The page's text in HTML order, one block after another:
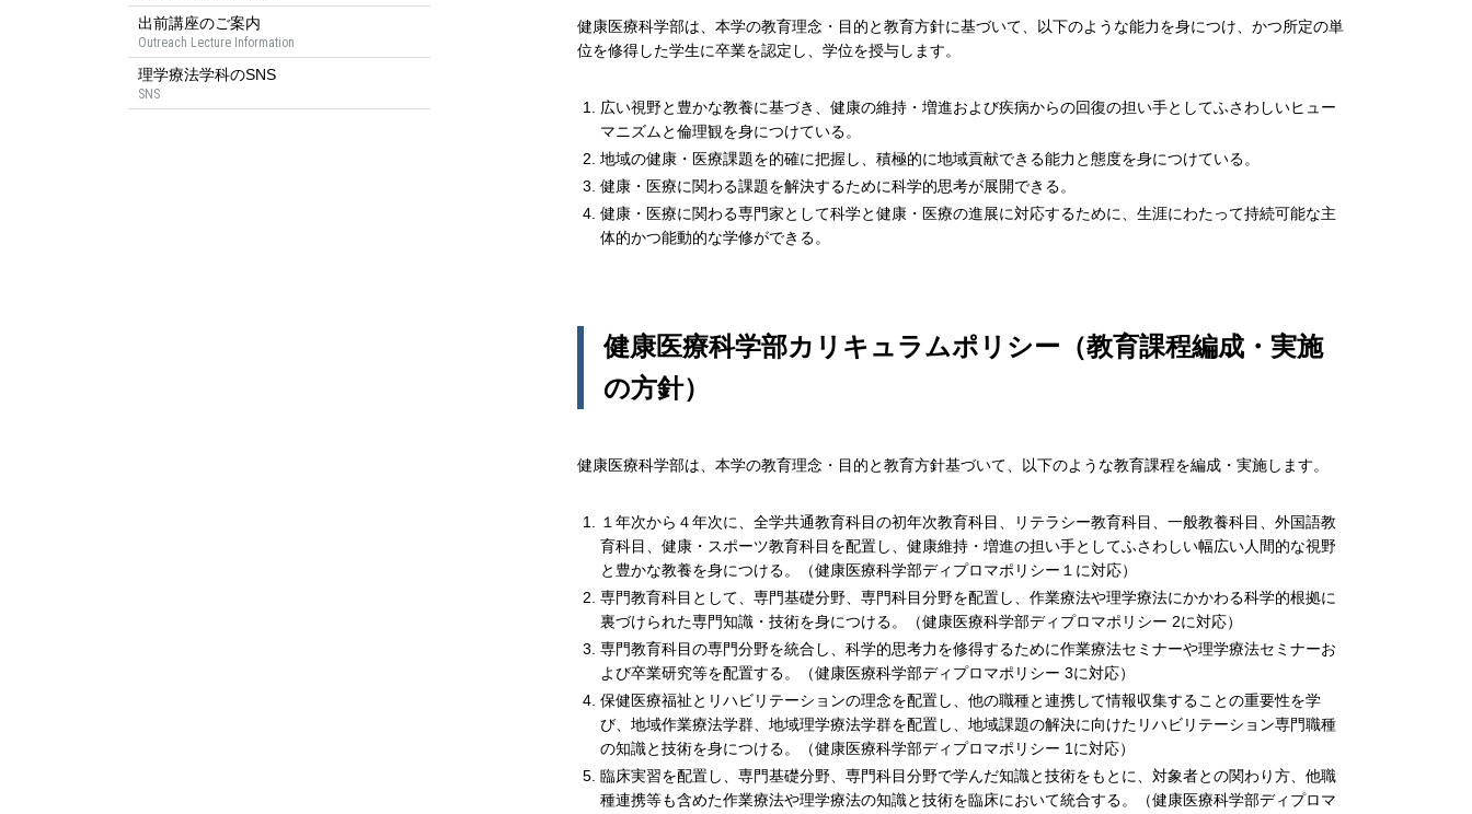
健康医療科学部は、本学の教育理念・目的と教育方針に基づいて、以下のような能力を身につけ、かつ所定の単
位を修得した学生に卒業を認定し、学位を授与します。
広い視野と豊かな教養に基づき、健康の維持・増進および疾病からの回復の担い手としてふさわしいヒュー
マニズムと倫理観を身につけている。
地域の健康・医療課題を的確に把握し、積極的に地域貢献できる能力と態度を身につけている。
健康・医療に関わる課題を解決するために科学的思考が展開できる。
健康・医療に関わる専門家として科学と健康・医療の進展に対応するために、生涯にわたって持続可能な主
体的かつ能動的な学修ができる。
健康医療科学部カリキュラムポリシー（教育課程編成・実施
の方針）
健康医療科学部は、本学の教育理念・目的と教育方針基づいて、以下のような教育課程を編成・実施します。
１年次から４年次に、全学共通教育科目の初年次教育科目、リテラシー教育科目、一般教養科目、外国語教
育科目、健康・スポーツ教育科目を配置し、健康維持・増進の担い手としてふさわしい幅広い人間的な視野
と豊かな教養を身につける。（健康医療科学部ディプロマポリシー１に対応）
専門教育科目として、専門基礎分野、専門科目分野を配置し、作業療法や理学療法にかかわる科学的根拠に
裏づけられた専門知識・技術を身につける。（健康医療科学部ディプロマポリシー 2に対応）
専門教育科目の専門分野を統合し、科学的思考力を修得するために作業療法セミナーや理学療法セミナーお
よび卒業研究等を配置する。（健康医療科学部ディプロマポリシー 3に対応）
保健医療福祉とリハビリテーションの理念を配置し、他の職種と連携して情報収集することの重要性を学
び、地域作業療法学群、地域理学療法学群を配置し、地域課題の解決に向けたリハビリテーション専門職種
の知識と技術を身につける。（健康医療科学部ディプロマポリシー 1に対応）
臨床実習を配置し、専門基礎分野、専門科目分野で学んだ知識と技術をもとに、対象者との関わり方、他職
種連携等も含めた作業療法や理学療法の知識と技術を臨床において統合する。（健康医療科学部ディプロマ
出前講座のご案内
Outreach Lecture Information
理学療法学科のSNS
SNS